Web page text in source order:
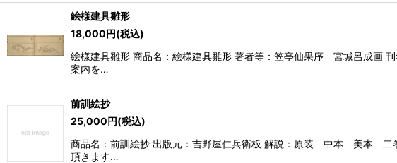
絵様建具雛形
18,000円(税込)
絵様建具雛形 商品名：絵様建具雛形 著者等：笠亭仙果序 宮城呂成画
案内を…
前訓絵抄
25,000円(税込)
商品名：前訓絵抄 出版元：吉野屋仁兵衛板 解説：原装 中本 美本 二
頂きます…